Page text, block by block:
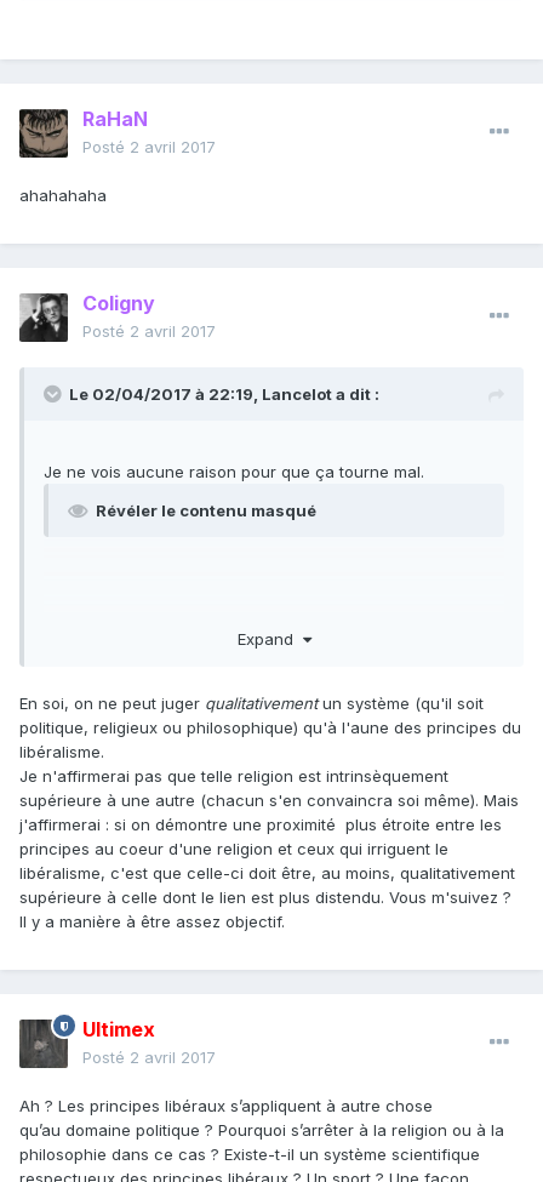
RaHaN
Posté 2 avril 2017
ahahahaha
Coligny
Posté 2 avril 2017
Le 02/04/2017 à 22:19, Lancelota dit :
Je ne vois aucune raison pour que ça tourne mal.
Révéler le contenu masqué
Expand
En soi, on ne peut juger qualitativementun système (qu'il soit
politique, religieux ou philosophique) qu'à l'aune des principes du
libéralisme.
Je n'affirmerai pas que telle religion est intrinsèquement
supérieure à une autre (chacun s'en convaincra soi même). Mais
j'affirmerai : si on démontre une proximité plus étroite entre les
principes au coeur d'une religion et ceux qui irriguent le
libéralisme, c'est que celle-ci doit être, au moins, qualitativement
supérieure à celle dont le lien est plus distendu. Vous m'suivez ?
Il y a manière à être assez objectif.
Ultimex
Posté 2 avril 2017
Ah ? Les principes libéraux s’appliquent à autre chose
qu’au domaine politique ? Pourquoi s’arrêter à la religion ou à la
philosophie dans ce cas ? Existe-t-il un système scientifique